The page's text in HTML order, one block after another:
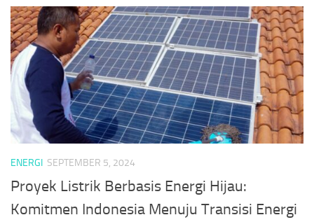
ENERGI SEPTEMBER 5, 2024
Proyek Listrik Berbasis Energi Hijau:
Komitmen Indonesia Menuju Transisi Energi